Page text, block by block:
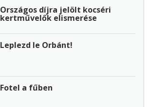
Országos díjra jelölt kocséri
kertművelők elismerése
Leplezd le Orbánt!
Fotel a fűben